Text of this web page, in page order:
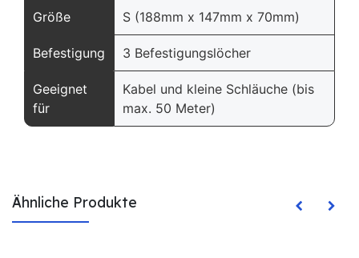
Größe S (188mm x 147mm x 70mm)
Befestigung 3 Befestigungslöcher
Geeignet
für
Kabel und kleine Schläuche (bis
max. 50 Meter)
Ähnliche Produkte